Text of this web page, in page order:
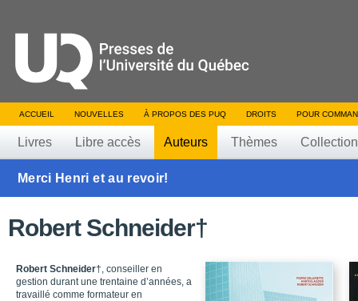
ACCUEIL NOUVELLES À PROPOS DES PUQ DROITS POUR
Livres Libre accès Auteurs Thèmes
Merci Henri et au revoir!
Robert Schneider†
Robert Schneider†, conseiller en
gestion durant une trentaine d’années, a
travaillé comme formateur en